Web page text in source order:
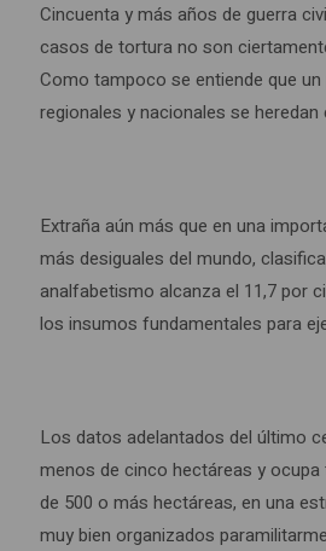
Cincuenta y más años de guerra
casos de tortura no son
Como tampoco se entiende que
regionales y nacionales se
Extraña aún más que en una
más desiguales del mundo,
analfabetismo alcanza el 11,7 por
los insumos fundamentales para
Los datos adelantados del último
menos de cinco hectáreas y
de 500 o más hectáreas, en una
muy bien organizados